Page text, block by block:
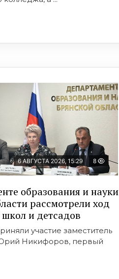
6 АВГУСТА 2026, 15:29 8
образования и науки
рассмотрели ход
и детсадов
участие заместитель
Никифоров, первый